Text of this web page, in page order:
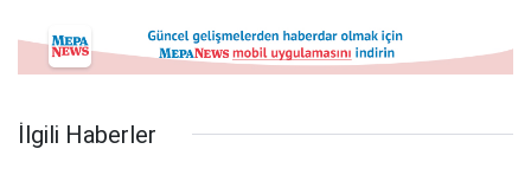
İlgili Haberler